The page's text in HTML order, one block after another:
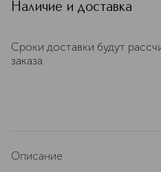
Наличие и доставка
Сроки доставки будут
заказа
Описание